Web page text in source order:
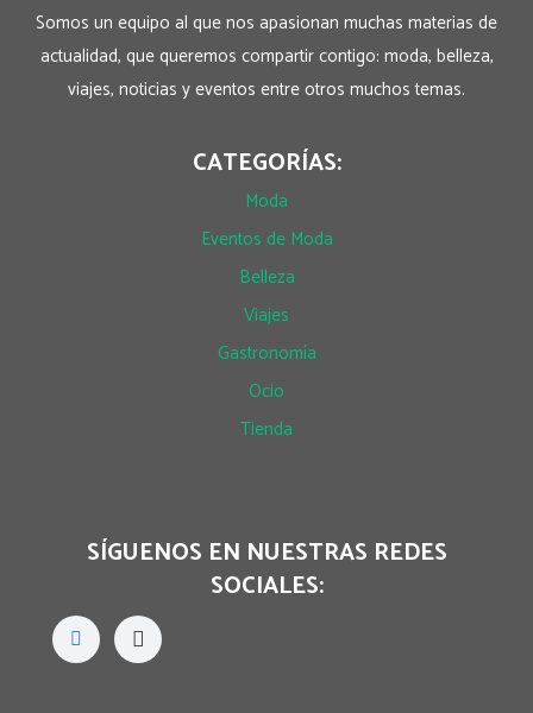
Somos un equipo al que nos apasionan muchas materias de
actualidad, que queremos compartir contigo: moda, belleza,
viajes, noticias y eventos entre otros muchos temas.
CATEGORÍAS:
Moda
Eventos de Moda
Belleza
Viajes
Gastronomía
Ocio
Tienda
SÍGUENOS EN NUESTRAS REDES
SOCIALES: